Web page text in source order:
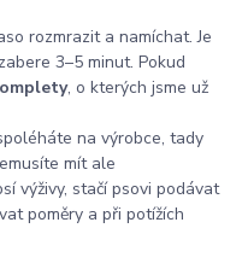
rozmrazit a namíchat. Je
3–5 minut. Pokud
, o kterých jsme už
na výrobce, tady
mít ale
výživy, stačí psovi podávat
poměry a při potížích